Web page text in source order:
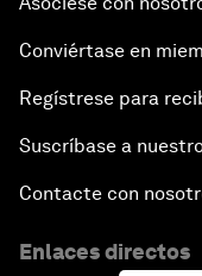
Conviértase en
Regístrese para
Suscríbase a
Contacte con
Enlaces directos